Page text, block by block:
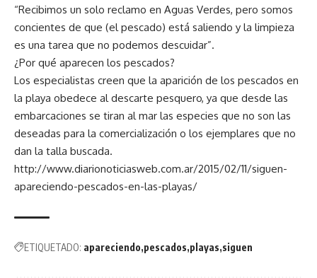
“Recibimos un solo reclamo en Aguas Verdes, pero somos
concientes de que (el pescado) está saliendo y la limpieza
es una tarea que no podemos descuidar”.
¿Por qué aparecen los pescados?
Los especialistas creen que la aparición de los pescados en
la playa obedece al descarte pesquero, ya que desde las
embarcaciones se tiran al mar las especies que no son las
deseadas para la comercialización o los ejemplares que no
dan la talla buscada.
http://www.diarionoticiasweb.com.ar/2015/02/11/siguen-
apareciendo-pescados-en-las-playas/
ETIQUETADO: apareciendo pescados playas siguen